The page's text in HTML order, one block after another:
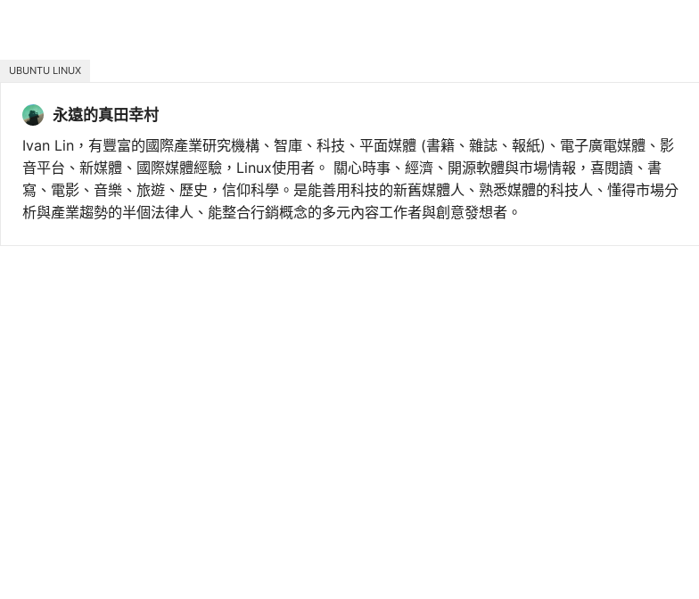
UBUNTU LINUX
永遠的真田幸村
Ivan Lin，有豐富的國際產業研究機構、智庫、科技、平面媒體 (書籍、雜誌、報紙)、電子廣電媒體、影
音平台、新媒體、國際媒體經驗，Linux使用者。 關心時事、經濟、開源軟體與市場情報，喜閱讀、書
寫、電影、音樂、旅遊、歷史，信仰科學。是能善用科技的新舊媒體人、熟悉媒體的科技人、懂得市場分
析與產業趨勢的半個法律人、能整合行銷概念的多元內容工作者與創意發想者。